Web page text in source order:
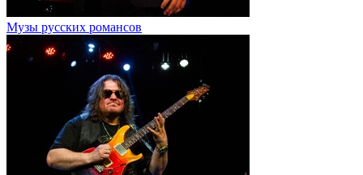
Музы русских романсов